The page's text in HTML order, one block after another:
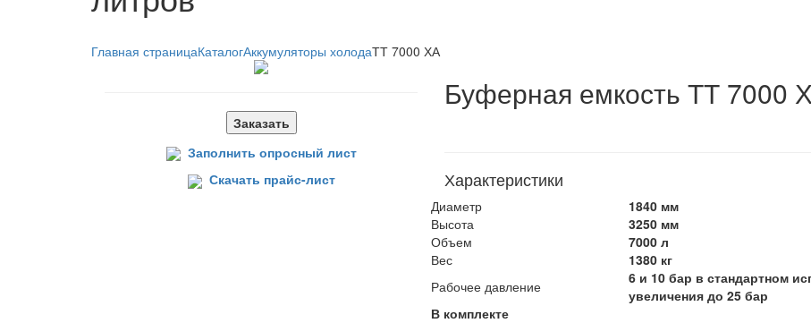
Главная страницаКаталогАккумуляторы холодаТТ 7000 ХА
Заказать
Заполнить опросный лист
Скачать прайс-лист
Буферная емкость ТТ 7000
Характеристики
Диаметр
1840 мм
Высота
3250 мм
Объем
7000 л
Вес
1380 кг
Рабочее давление
6 и 10 бар в стандартном
увеличения до 25 бар
В комплекте